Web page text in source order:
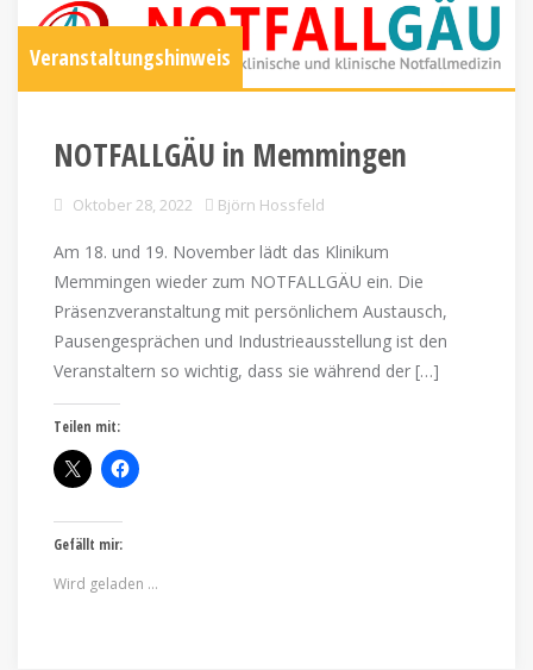
Veranstaltungshinweis
NOTFALLGÄU in Memmingen
Oktober 28, 2022 Björn Hossfeld
Am 18. und 19. November lädt das Klinikum
Memmingen wieder zum NOTFALLGÄU ein. Die
Präsenzveranstaltung mit persönlichem Austausch,
Pausengesprächen und Industrieausstellung ist den
Veranstaltern so wichtig, dass sie während der […]
Teilen mit:
Gefällt mir:
Wird geladen …